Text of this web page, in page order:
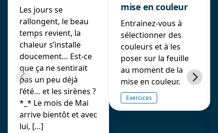
Les jours se
rallongent, le beau
temps revient, la
chaleur s’installe
doucement… Est-ce
que ça ne sentirait
pas un peu déjà
l’été… et les sirènes ?
*_* Le mois de Mai
arrive bientôt et avec
lui, […]
mise en couleur
Entrainez-vous à
sélectionner des
couleurs et à les
poser sur la feuille
au moment de la
mise en couleur.
Exercices